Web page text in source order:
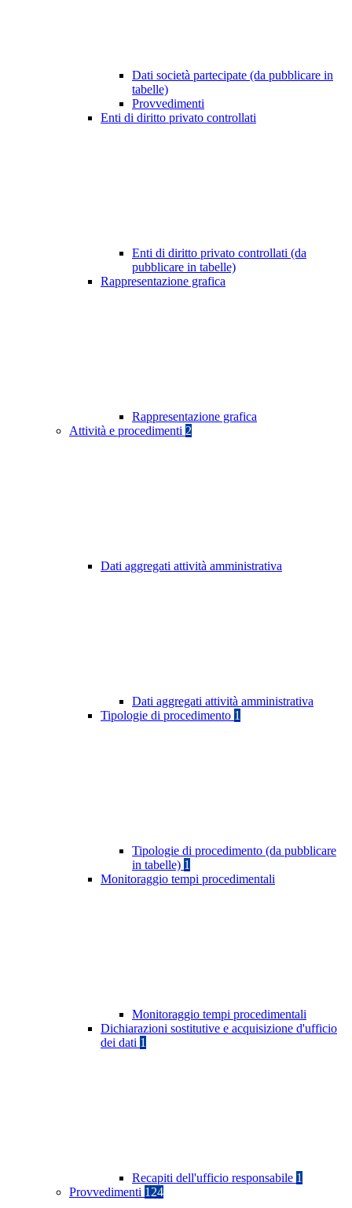
Dati società partecipate (da pubblicare in
tabelle)
Provvedimenti
Enti di diritto privato controllati
Enti di diritto privato controllati (da
pubblicare in tabelle)
Rappresentazione grafica
Rappresentazione grafica
Attività e procedimenti 2
Dati aggregati attività amministrativa
Dati aggregati attività amministrativa
Tipologie di procedimento 1
Tipologie di procedimento (da pubblicare
in tabelle) 1
Monitoraggio tempi procedimentali
Monitoraggio tempi procedimentali
Dichiarazioni sostitutive e acquisizione d'ufficio
dei dati 1
Recapiti dell'ufficio responsabile 1
Provvedimenti 124